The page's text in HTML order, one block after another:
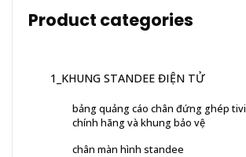
Product categories
1_KHUNG STANDEE ĐIỆN TỬ
bảng quảng cáo chân đứng ghép tivi
chính hãng và khung bảo vệ
chân màn hình standee